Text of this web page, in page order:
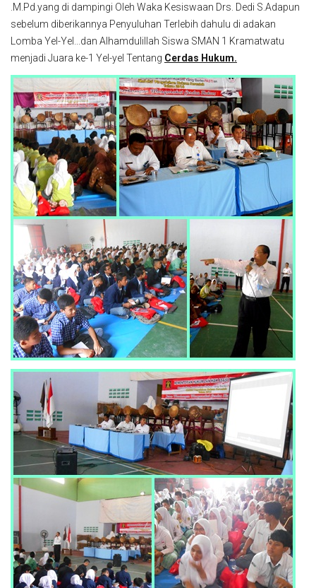
.M.Pd.yang di dampingi Oleh Waka Kesiswaan Drs. Dedi S.Adapun
sebelum diberikannya Penyuluhan Terlebih dahulu di adakan
Lomba Yel-Yel...dan Alhamdulillah Siswa SMAN 1 Kramatwatu
menjadi Juara ke-1 Yel-yel Tentang Cerdas Hukum.